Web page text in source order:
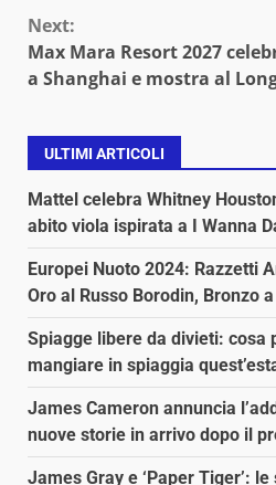
Next:
Max Mara Resort 2027
a Shanghai e mostra al
ULTIMI ARTICOLI
Mattel celebra Whitney
abito viola ispirata a I Wanna
Europei Nuoto 2024: Razzetti
Oro al Russo Borodin, Bronzo
Spiagge libere da divieti: cosa
mangiare in spiaggia
James Cameron annuncia
nuove storie in arrivo dopo il
James Gray e ‘Paper Tiger’: